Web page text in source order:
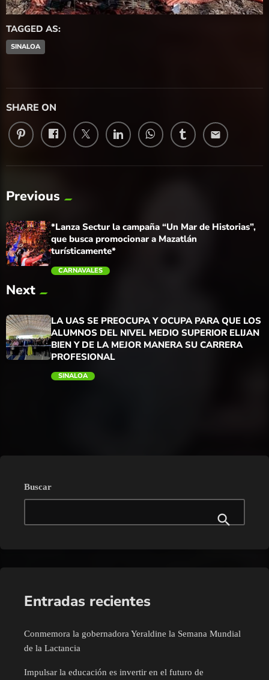
TAGGED AS:
SINALOA
SHARE ON
email
Previous
*Lanza Sectur la campaña “Un Mar de Historias”,
que busca promocionar a Mazatlán
turísticamente*
CARNAVALES
Next
LA UAS SE PREOCUPA Y OCUPA PARA QUE LOS
ALUMNOS DEL NIVEL MEDIO SUPERIOR ELIJAN
BIEN Y DE LA MEJOR MANERA SU CARRERA
PROFESIONAL
SINALOA
Buscar
Entradas recientes
Conmemora la gobernadora Yeraldine la Semana Mundial
de la Lactancia
Impulsar la educación es invertir en el futuro de